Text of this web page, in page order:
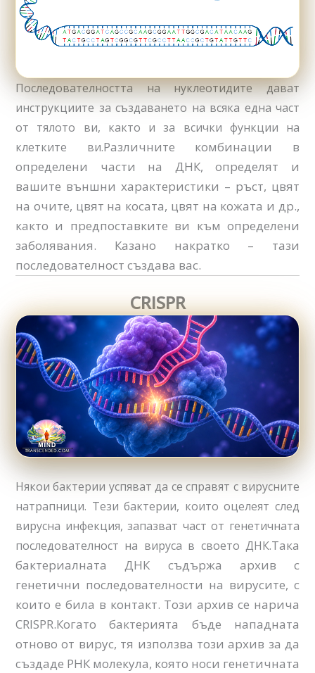
Последователността на нуклеотидите дават
инструкциите за създаването на всяка една част
от тялото ви, както и за всички функции на
клетките ви.Различните комбинации в
определени части на ДНК, определят и
вашите външни характеристики – ръст, цвят
на очите, цвят на косата, цвят на кожата и др.,
както и предпоставките ви към определени
заболявания. Казано накратко – тази
последователност създава вас.
CRISPR
Някои бактерии успяват да се справят с вирусните
натрапници. Тези бактерии, които оцелеят след
вирусна инфекция, запазват част от генетичната
последователност на вируса в своето ДНК.Така
бактериалната ДНК съдържа архив с
генетични последователности на вирусите, с
които е била в контакт. Този архив се нарича
CRISPR.Когато бактерията бъде нападната
отново от вирус, тя използва този архив за да
създаде РНК молекула, която носи генетичната